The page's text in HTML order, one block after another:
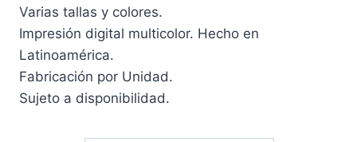
Varias tallas y colores.
Impresión digital multicolor. Hecho en
Latinoamérica.
Fabricación por Unidad.
Sujeto a disponibilidad.